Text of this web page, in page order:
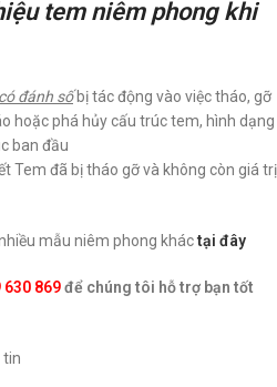
tem niêm phong khi
đánh sốbị tác động vào việc tháo, gỡ
hoặc phá hủy cấu trúc tem, hình dạng
ban đầu
Tem đã bị tháo gỡ và không còn giá trị
mẫu niêm phong kháctại đây
630 869để chúng tôi hỗ trợ bạn tốt
tin